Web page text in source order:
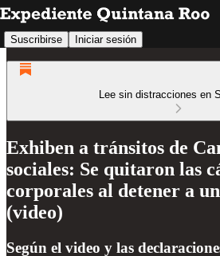
Suscribirse Iniciar sesión
Lee sin distracciones en
Exhiben a tránsitos de
sociales: Se quitaron las
corporales al detener a
(video)
Según el video y las